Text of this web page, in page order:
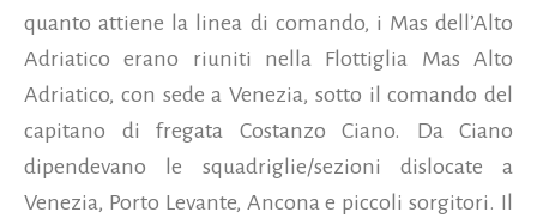
quanto attiene la linea di comando, i Mas dell’Alto
Adriatico erano riuniti nella Flottiglia Mas Alto
Adriatico, con sede a Venezia, sotto il comando del
capitano di fregata Costanzo Ciano. Da Ciano
dipendevano le squadriglie/sezioni dislocate a
Venezia, Porto Levante, Ancona e piccoli sorgitori. Il